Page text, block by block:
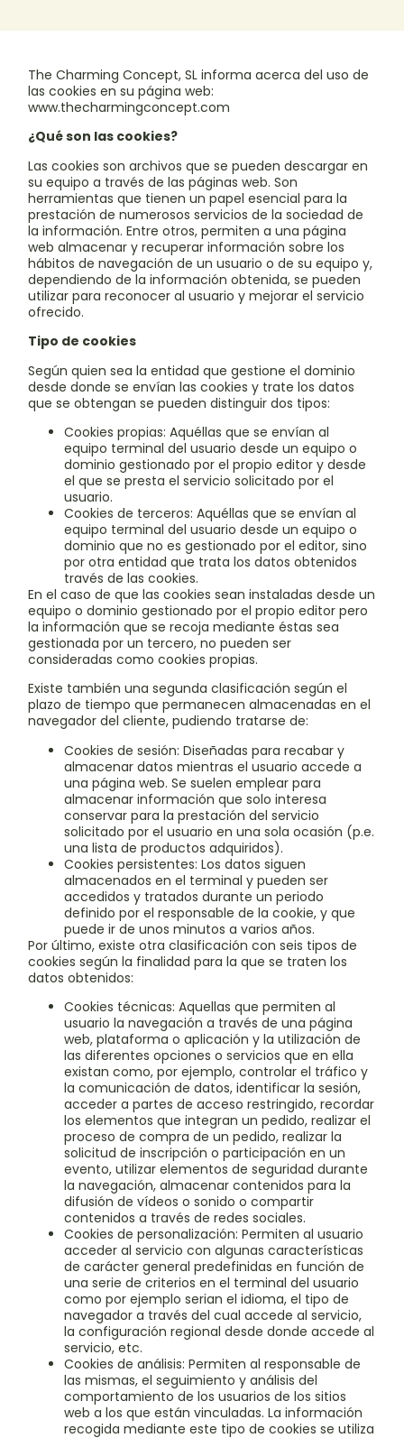
The Charming Concept, SL informa acerca del uso de
las cookies en su página web:
www.thecharmingconcept.com
¿Qué son las cookies?
Las cookies son archivos que se pueden descargar en
su equipo a través de las páginas web. Son
herramientas que tienen un papel esencial para la
prestación de numerosos servicios de la sociedad de
la información. Entre otros, permiten a una página
web almacenar y recuperar información sobre los
hábitos de navegación de un usuario o de su equipo y,
dependiendo de la información obtenida, se pueden
utilizar para reconocer al usuario y mejorar el servicio
ofrecido.
Tipo de cookies
Según quien sea la entidad que gestione el dominio
desde donde se envían las cookies y trate los datos
que se obtengan se pueden distinguir dos tipos:
Cookies propias: Aquéllas que se envían al
equipo terminal del usuario desde un equipo o
dominio gestionado por el propio editor y desde
el que se presta el servicio solicitado por el
usuario.
Cookies de terceros: Aquéllas que se envían al
equipo terminal del usuario desde un equipo o
dominio que no es gestionado por el editor, sino
por otra entidad que trata los datos obtenidos
través de las cookies.
En el caso de que las cookies sean instaladas desde un
equipo o dominio gestionado por el propio editor pero
la información que se recoja mediante éstas sea
gestionada por un tercero, no pueden ser
consideradas como cookies propias.
Existe también una segunda clasificación según el
plazo de tiempo que permanecen almacenadas en el
navegador del cliente, pudiendo tratarse de:
Cookies de sesión: Diseñadas para recabar y
almacenar datos mientras el usuario accede a
una página web. Se suelen emplear para
almacenar información que solo interesa
conservar para la prestación del servicio
solicitado por el usuario en una sola ocasión (p.e.
una lista de productos adquiridos).
Cookies persistentes: Los datos siguen
almacenados en el terminal y pueden ser
accedidos y tratados durante un periodo
definido por el responsable de la cookie, y que
puede ir de unos minutos a varios años.
Por último, existe otra clasificación con seis tipos de
cookies según la finalidad para la que se traten los
datos obtenidos:
Cookies técnicas: Aquellas que permiten al
usuario la navegación a través de una página
web, plataforma o aplicación y la utilización de
las diferentes opciones o servicios que en ella
existan como, por ejemplo, controlar el tráfico y
la comunicación de datos, identificar la sesión,
acceder a partes de acceso restringido, recordar
los elementos que integran un pedido, realizar el
proceso de compra de un pedido, realizar la
solicitud de inscripción o participación en un
evento, utilizar elementos de seguridad durante
la navegación, almacenar contenidos para la
difusión de vídeos o sonido o compartir
contenidos a través de redes sociales.
Cookies de personalización: Permiten al usuario
acceder al servicio con algunas características
de carácter general predefinidas en función de
una serie de criterios en el terminal del usuario
como por ejemplo serian el idioma, el tipo de
navegador a través del cual accede al servicio,
la configuración regional desde donde accede al
servicio, etc.
Cookies de análisis: Permiten al responsable de
las mismas, el seguimiento y análisis del
comportamiento de los usuarios de los sitios
web a los que están vinculadas. La información
recogida mediante este tipo de cookies se utiliza